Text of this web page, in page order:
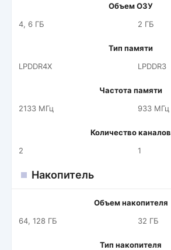
Объем ОЗУ
4, 6 ГБ
2 ГБ
Тип памяти
LPDDR4X
LPDDR3
Частота памяти
2133 МГц
933 МГц
Количество каналов
2
1
Накопитель
Объем накопителя
64, 128 ГБ
32 ГБ
Тип накопителя